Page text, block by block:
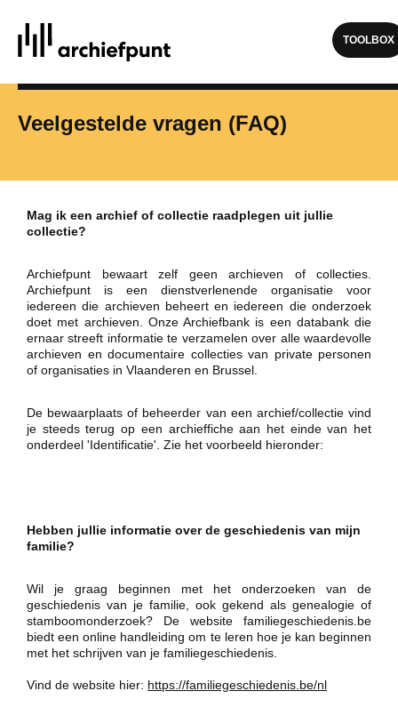
TOOLBOX
Archiefbank
Ik heb archief
Mijn fiches
Voeg een fiche toe
Een nieuwe thuis voor mijn archief
Ontdek meer
Nieuws & activiteiten
Team
Bestuur
Partners
Jaarverslagen
Veelgestelde vragen (FAQ)
Mag ik een archief of collectie raadplegen uit jullie
collectie?
Archiefpunt bewaart zelf geen archieven of collecties.
Archiefpunt is een dienstverlenende organisatie voor
iedereen die archieven beheert en iedereen die onderzoek
doet met archieven. Onze Archiefbank is een databank die
ernaar streeft informatie te verzamelen over alle waardevolle
archieven en documentaire collecties van private personen
of organisaties in Vlaanderen en Brussel.
De bewaarplaats of beheerder van een archief/collectie vind
je steeds terug op een archieffiche aan het einde van het
onderdeel 'Identificatie'. Zie het voorbeeld hieronder:
Hebben jullie informatie over de geschiedenis van mijn
familie?
Wil je graag beginnen met het onderzoeken van de
geschiedenis van je familie, ook gekend als genealogie of
stamboomonderzoek? De website familiegeschiedenis.be
biedt een online handleiding om te leren hoe je kan beginnen
met het schrijven van je familiegeschiedenis.
Vind de website hier: https://familiegeschiedenis.be/nl